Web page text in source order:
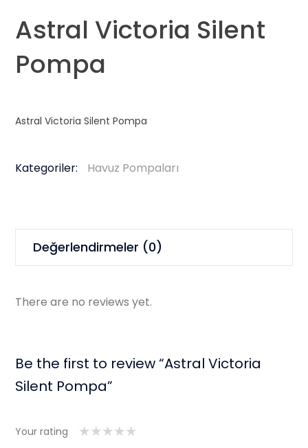
Astral Victoria Silent
Pompa
Astral Victoria Silent Pompa
Kategoriler: Havuz Pompaları
Değerlendirmeler (0)
There are no reviews yet.
Be the first to review “Astral Victoria
Silent Pompa”
Your rating